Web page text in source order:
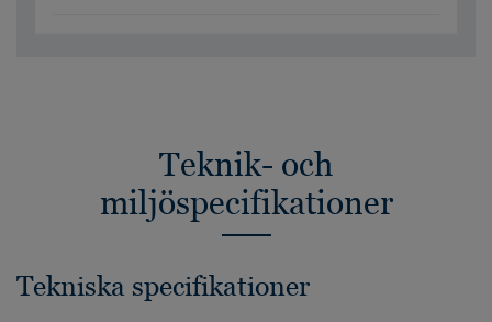
Teknik- och
miljöspecifikationer
Tekniska specifikationer